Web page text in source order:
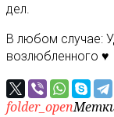
дел.
В любом случае:
возлюбленного ♥
folder_open